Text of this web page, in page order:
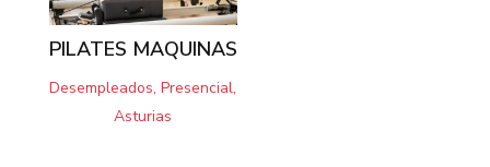
PILATES MAQUINAS
Desempleados, Presencial,
Asturias